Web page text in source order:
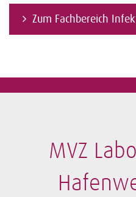
Zum Fachbereich
MVZ